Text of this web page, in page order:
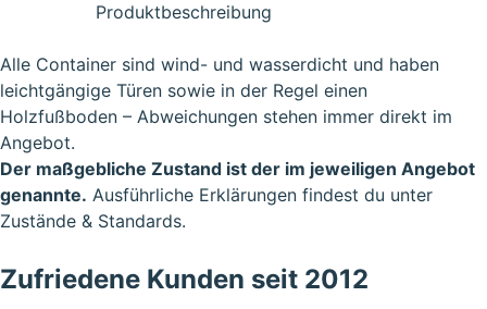
Produktbeschreibung
Alle Container sind wind- und wasserdicht und haben
leichtgängige Türen sowie in der Regel einen
Holzfußboden – Abweichungen stehen immer direkt im
Angebot.
Der maßgebliche Zustand ist der im jeweiligen Angebot
genannte. Ausführliche Erklärungen findest du unter
Zustände & Standards.
Zufriedene Kunden seit 2012